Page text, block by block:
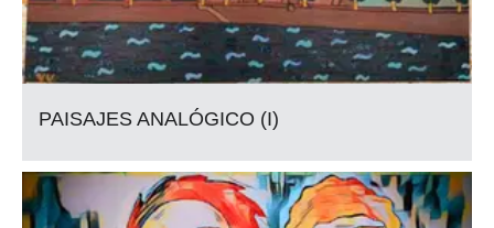
PAISAJES ANALÓGICO (I)